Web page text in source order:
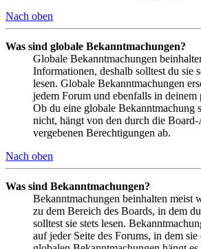
Nach oben
Was sind globale Bekanntmachungen?
Globale Bekanntmachungen
Informationen, deshalb solltest du sie
lesen. Globale Bekanntmachungen
jedem Forum und ebenfalls in deinem
Ob du eine globale Bekanntmachung
nicht, hängt von den durch die
vergebenen Berechtigungen ab.
Nach oben
Was sind Bekanntmachungen?
Bekanntmachungen beinhalten meist
zu dem Bereich des Boards, in dem
solltest sie stets lesen.
auf jeder Seite des Forums, in dem